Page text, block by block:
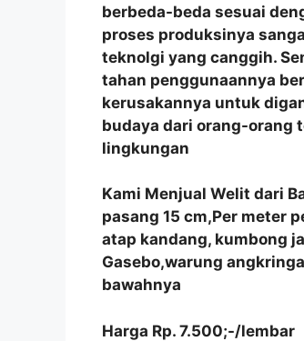
berbeda-beda sesuai
proses produksinya
teknolgi yang canggih.
tahan penggunaannya
kerusakannya untuk
budaya dari orang-orang
lingkungan
Kami Menjual Welit dari
pasang 15 cm,Per meter
atap kandang, kumbong
Gasebo,warung
bawahnya
Harga Rp. 7.500;-/lembar